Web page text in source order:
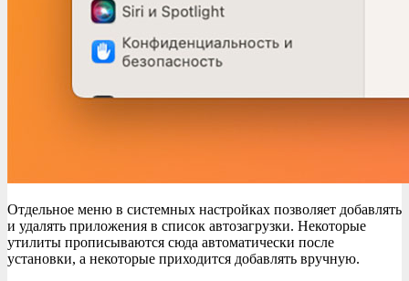
Отдельное меню в системных настройках позволяет добавлять
и удалять приложения в список автозагрузки. Некоторые
утилиты прописываются сюда автоматически после
установки, а некоторые приходится добавлять вручную.